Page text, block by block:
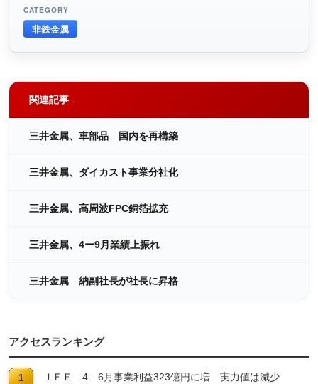
CATEGORY
非鉄金属
関連記事
三井金属、車部品 国内を再構築
三井金属、ダイカスト事業分社化
三井金属、高周波FPC銅箔拡充
三井金属、4ー9月業績上振れ
三井金属 納副社長が社長に昇格
アクセスランキング
ＪＦＥ 4―6月事業利益323億円に増 実力値は減少